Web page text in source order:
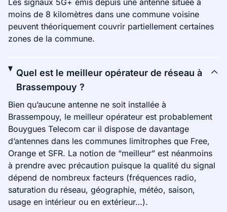
Les signaux 5G+ émis depuis une antenne située à
moins de 8 kilomètres dans une commune voisine
peuvent théoriquement couvrir partiellement certaines
zones de la commune.
Quel est le meilleur opérateur de réseau à
Brassempouy ?
Bien qu’aucune antenne ne soit installée à
Brassempouy, le meilleur opérateur est probablement
Bouygues Telecom car il dispose de davantage
d’antennes dans les communes limitrophes que Free,
Orange et SFR. La notion de “meilleur” est néanmoins
à prendre avec précaution puisque la qualité du signal
dépend de nombreux facteurs (fréquences radio,
saturation du réseau, géographie, météo, saison,
usage en intérieur ou en extérieur…).